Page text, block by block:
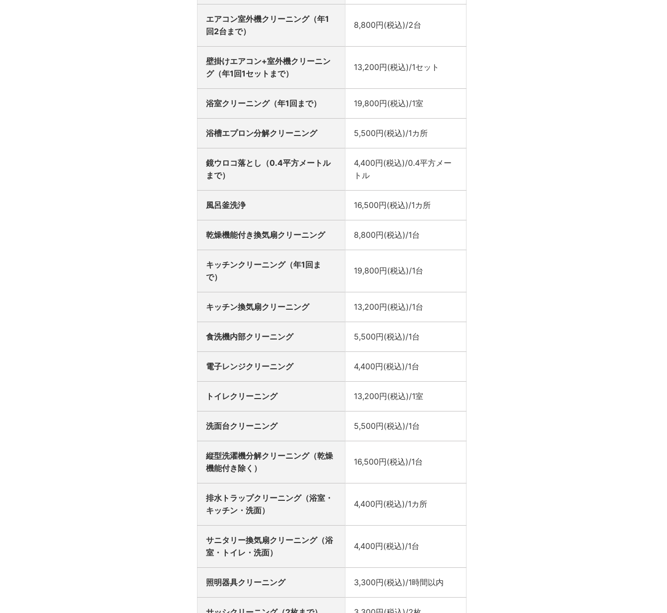
エアコン室外機クリーニング（年1
回2台まで）
8,800円(税込)/2台
壁掛けエアコン+室外機クリーニン
グ（年1回1セットまで）
13,200円(税込)/1セット
浴室クリーニング（年1回まで） 19,800円(税込)/1室
浴槽エプロン分解クリーニング 5,500円(税込)/1カ所
鏡ウロコ落とし（0.4平方メートル
まで）
4,400円(税込)/0.4平方メー
トル
風呂釜洗浄 16,500円(税込)/1カ所
乾燥機能付き換気扇クリーニング 8,800円(税込)/1台
キッチンクリーニング（年1回ま
で）
19,800円(税込)/1台
キッチン換気扇クリーニング 13,200円(税込)/1台
食洗機内部クリーニング 5,500円(税込)/1台
電子レンジクリーニング 4,400円(税込)/1台
トイレクリーニング 13,200円(税込)/1室
洗面台クリーニング 5,500円(税込)/1台
縦型洗濯機分解クリーニング（乾燥
機能付き除く）
16,500円(税込)/1台
排水トラップクリーニング（浴室・
キッチン・洗面）
4,400円(税込)/1カ所
サニタリー換気扇クリーニング（浴
室・トイレ・洗面）
4,400円(税込)/1台
照明器具クリーニング 3,300円(税込)/1時間以内